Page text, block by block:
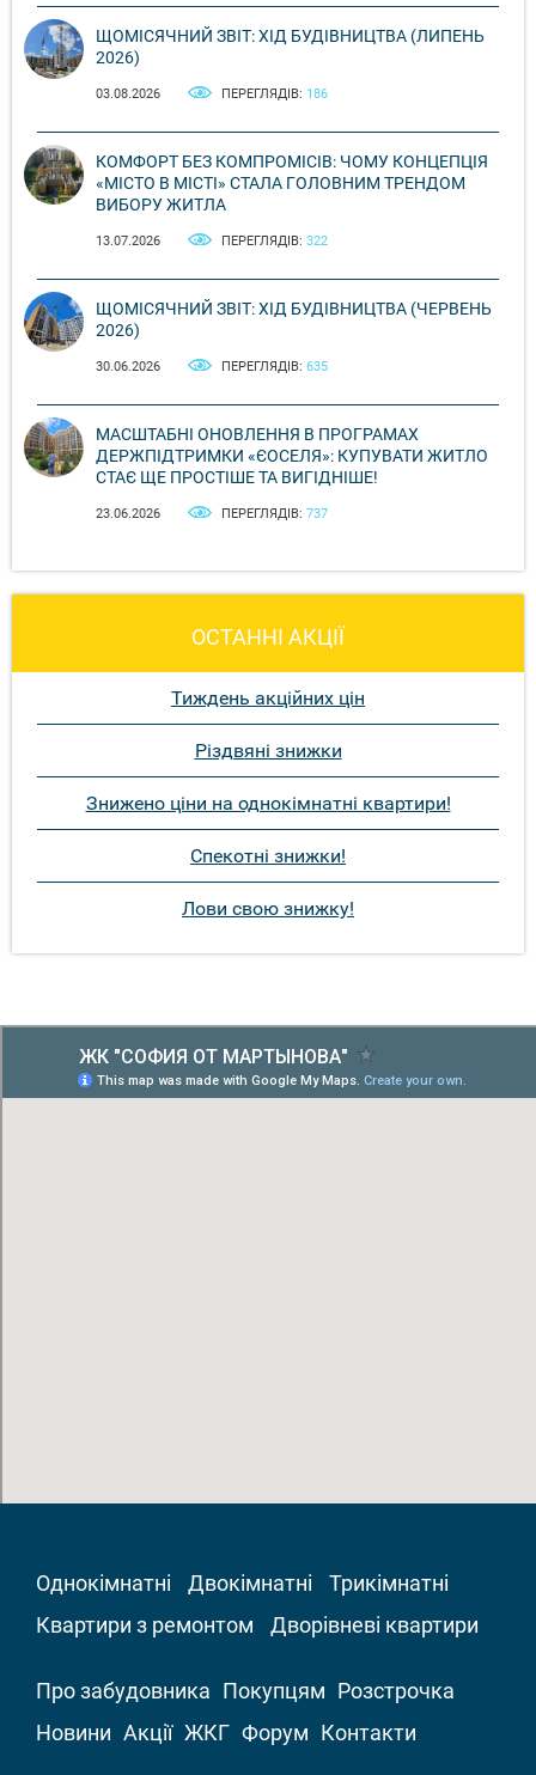
ЩОМІСЯЧНИЙ ЗВІТ: ХІД БУДІВНИЦТВА (ЛИПЕНЬ
2026)
03.08.2026 ПЕРЕГЛЯДІВ: 186
КОМФОРТ БЕЗ КОМПРОМІСІВ: ЧОМУ КОНЦЕПЦІЯ
«МІСТО В МІСТІ» СТАЛА ГОЛОВНИМ ТРЕНДОМ
ВИБОРУ ЖИТЛА
13.07.2026 ПЕРЕГЛЯДІВ: 322
ЩОМІСЯЧНИЙ ЗВІТ: ХІД БУДІВНИЦТВА (ЧЕРВЕНЬ
2026)
30.06.2026 ПЕРЕГЛЯДІВ: 635
МАСШТАБНІ ОНОВЛЕННЯ В ПРОГРАМАХ
ДЕРЖПІДТРИМКИ «ЄОСЕЛЯ»: КУПУВАТИ ЖИТЛО
СТАЄ ЩЕ ПРОСТІШЕ ТА ВИГІДНІШЕ!
23.06.2026 ПЕРЕГЛЯДІВ: 737
ОСТАННІ АКЦІЇ
Тиждень акційних цін
Різдвяні знижки
Знижено ціни на однокімнатні квартири!
Спекотні знижки!
Лови свою знижку!
Однокімнатні Двокімнатні
Трикімнатні
Квартири з ремонтом
Дворівневі квартири
Про забудовника Покупцям Розстрочка
Новини Акції ЖКГ Форум Контакти